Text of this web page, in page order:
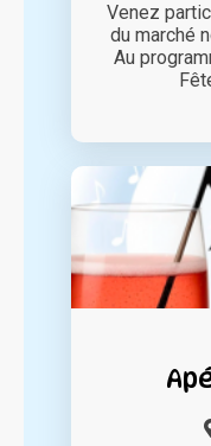
Venez
du marché
Au